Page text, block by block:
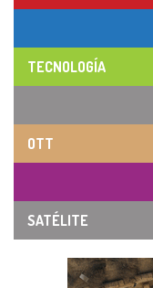
TECNOLOGÍA
OTT
SATÉLITE